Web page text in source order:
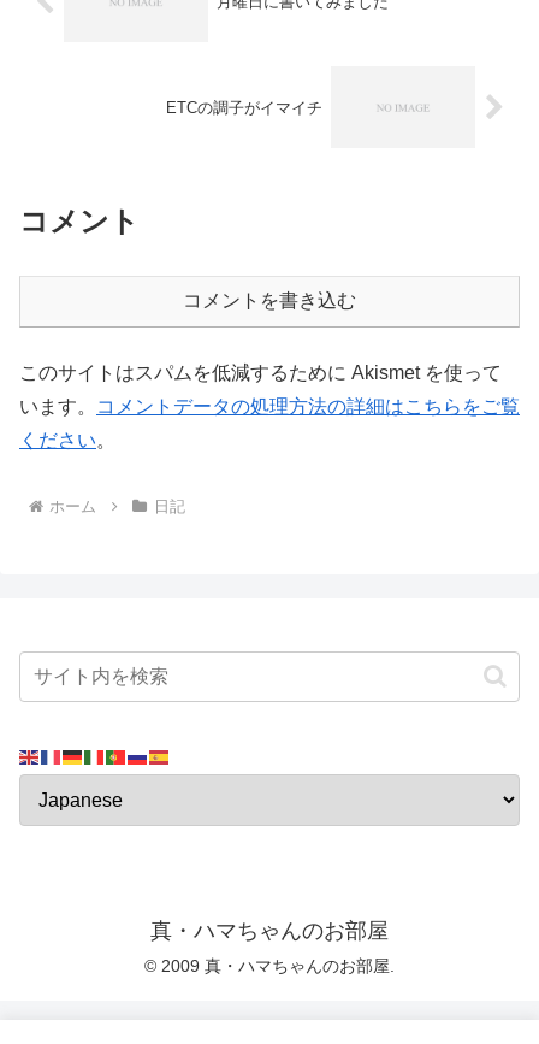
ETCの調子がイマイチ
コメント
コメントを書き込む
このサイトはスパムを低減するために Akismet を使って
います。
コメントデータの処理方法の詳細はこちらをご覧
ください。
ホーム 日記
真・ハマちゃんのお部屋
© 2009 真・ハマちゃんのお部屋.